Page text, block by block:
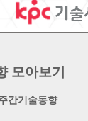
모아보기
간기술동향